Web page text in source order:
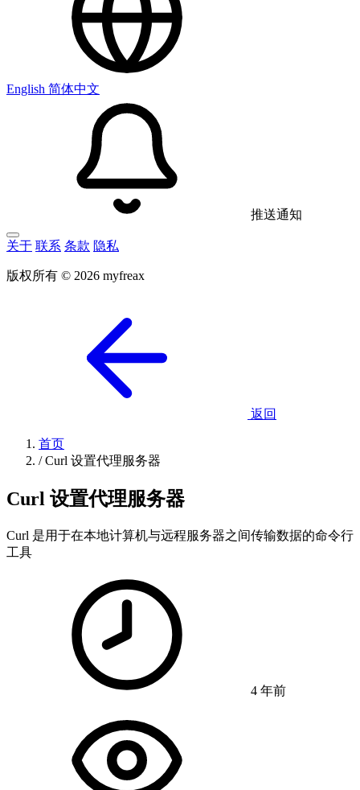
English 简体中文
推送通知
关于 联系 条款 隐私
版权所有 © 2026 myfreax
返回
首页
/ Curl 设置代理服务器
Curl 设置代理服务器
Curl 是用于在本地计算机与远程服务器之间传输数据的命令行
工具
4 年前